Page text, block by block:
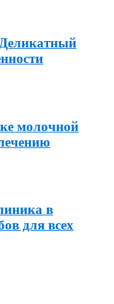
молочной
в
для всех